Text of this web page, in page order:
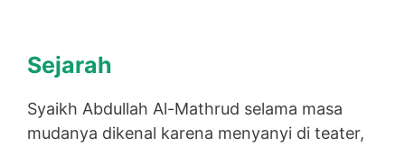
Sejarah
Syaikh Abdullah Al-Mathrud selama masa
mudanya dikenal karena menyanyi di teater,